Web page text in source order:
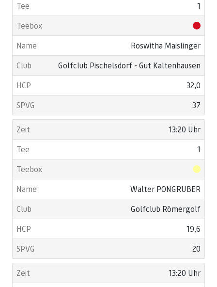
1
Roswitha Maislinger
Golfclub Pischelsdorf - Gut Kaltenhausen
32,0
37
13:20 Uhr
1
Walter PONGRUBER
Golfclub Römergolf
19,6
20
13:20 Uhr